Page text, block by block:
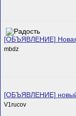
[ОБЪЯВЛЕНИЕ] Новая
mbdz
[ОБЪЯВЛЕНИЕ] новый
V1rucov